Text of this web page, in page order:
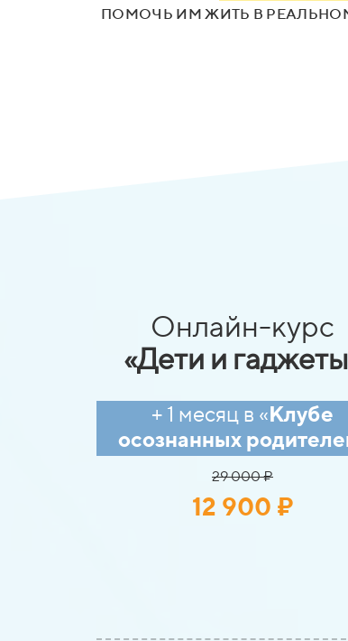
ПОМОЧЬ ИМ ЖИТЬ В
Онлайн-курс
«Дети и
+ 1 месяц в «Клубе
осознанных
29 000 ₽
12 900 ₽